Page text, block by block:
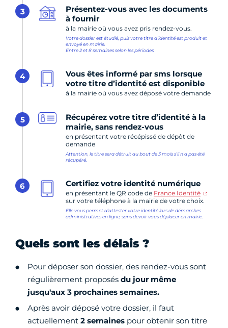
3
Présentez-vous avec les documents
à fournir
à la mairie où vous avez pris rendez-vous.
Votre dossier est étudié, puis votre titre d’identité est produit et
envoyé en mairie.
Entre 2 et 8 semaines selon les périodes.
4
Vous êtes informé par sms lorsque
votre titre d’identité est disponible
à la mairie où vous avez déposé votre demande
5
Récupérez votre titre d’identité à la
mairie, sans rendez-vous
en présentant votre récépissé de dépôt de
demande
Attention, le titre sera détruit au bout de 3 mois s’il n'a pas été
récupéré.
6 Certifiez votre identité numérique
en présentant le QR code de France Identité
sur votre téléphone à la mairie de votre choix.
Elle vous permet d’attester votre identité lors de démarches
administratives en ligne, sans devoir vous déplacer en mairie.
Quels sont les délais ?
Pour déposer son dossier, des rendez-vous sont
régulièrement proposés du jour même
jusqu'aux 3 prochaines semaines.
Après avoir déposé votre dossier, il faut
actuellement 2 semaines pour obtenir son titre